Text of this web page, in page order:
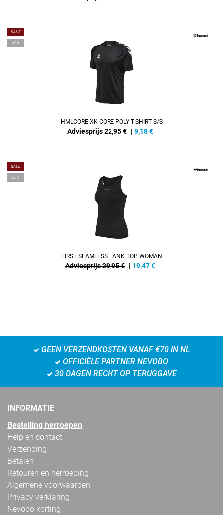
SALE
-60%
HMLCORE XK CORE POLY T-SHIRT S/S
Adviesprijs 22,95 € | 9,18€
SALE
-35%
FIRST SEAMLESS TANK TOP WOMAN
Adviesprijs 29,95 € | 19,47€
GEEN VERZENDKOSTEN VANAF €70 IN NL
OFFICIËLE PARTNER NEVOBO
30 DAGEN RECHT OP TERUGGAVE
INFORMATIE
Bestelling herroepen
Help en contact
Verzending
Betalen
Retouren en herroeping
Algemene voorwaarden
Privacy verklaring
Nevobo korting